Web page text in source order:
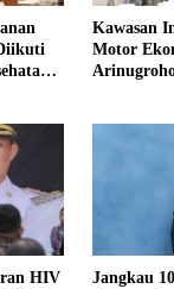
Kawasan
Motor
HIV
Jangkau